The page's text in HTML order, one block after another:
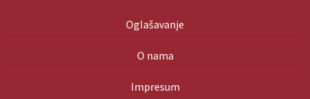
Oglašavanje
O nama
Impresum